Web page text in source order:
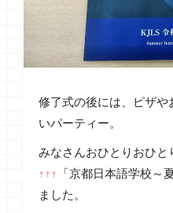
修了式の後には、ピザや
いパーティー。
みなさんおひとりおひと
↑↑↑
「京都日本語学校～
ました。